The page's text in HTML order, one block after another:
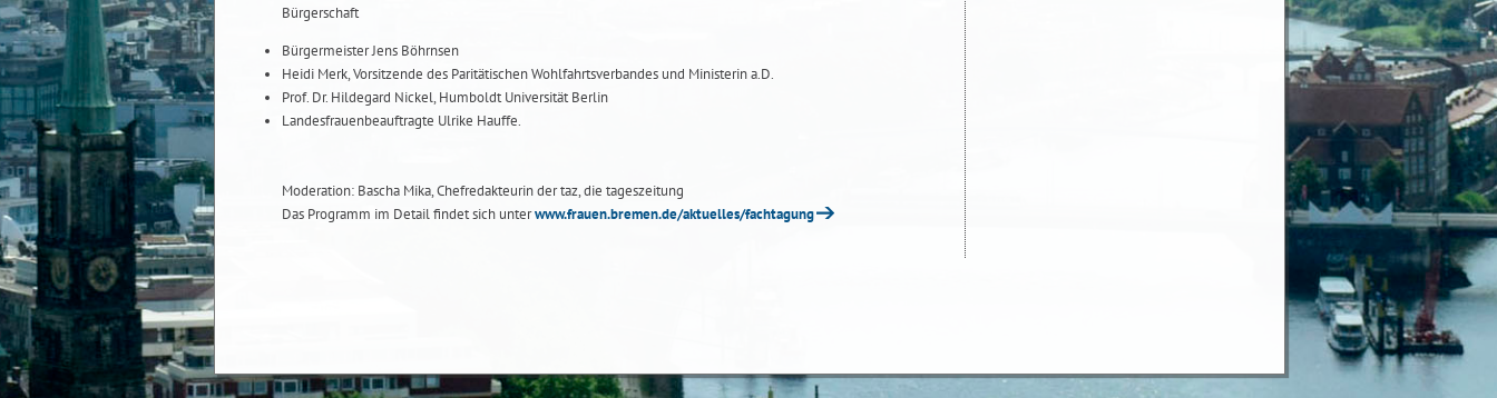
Bürgerschaft
Bürgermeister Jens Böhrnsen
Heidi Merk, Vorsitzende des Paritätischen Wohlfahrtsverbandes und Ministerin a.D.
Prof. Dr. Hildegard Nickel, Humboldt Universität Berlin
Landesfrauenbeauftragte Ulrike Hauffe.
Moderation: Bascha Mika, Chefredakteurin der taz, die tageszeitung
Das Programm im Detail findet sich unterwww.frauen.bremen.de/aktuelles/fachtagung